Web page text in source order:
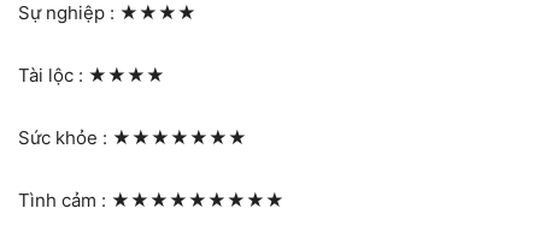
Sự nghiệp : ★★★★
Tài lộc : ★★★★
Sức khỏe : ★★★★★★★
Tình cảm : ★★★★★★★★★